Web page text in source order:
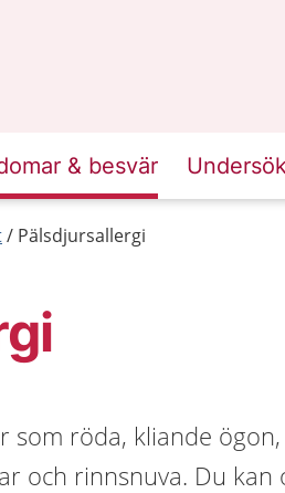
& besvär
Pälsdjursallergi
som röda, kliande ögon,
och rinnsnuva. Du kan